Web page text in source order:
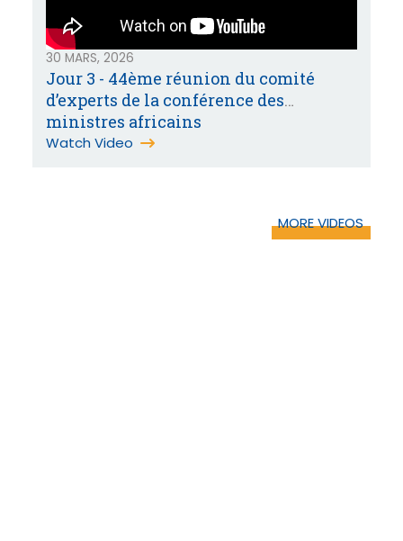
30 MARS, 2026
Jour 3 - 44ème réunion du comité
d’experts de la conférence des
ministres africains
Watch Video
MORE VIDEOS